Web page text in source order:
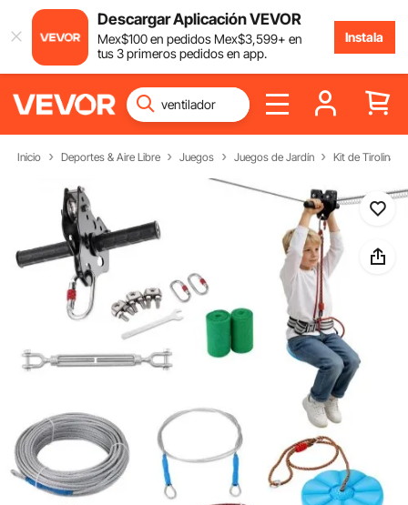
Descargar Aplicación VEVOR
Mex$100en pedidos Mex$3,599+ en
tus 3 primeros pedidos en app.
Instala
Inicio Deportes & Aire Libre Juegos Juegos de Jardín Kit de Tirolinas